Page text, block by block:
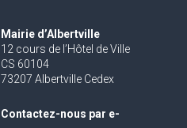
Mairie d’Albertville
12 cours de l’Hôtel de Ville
CS 60104
73207 Albertville Cedex
Contactez-nous par e-